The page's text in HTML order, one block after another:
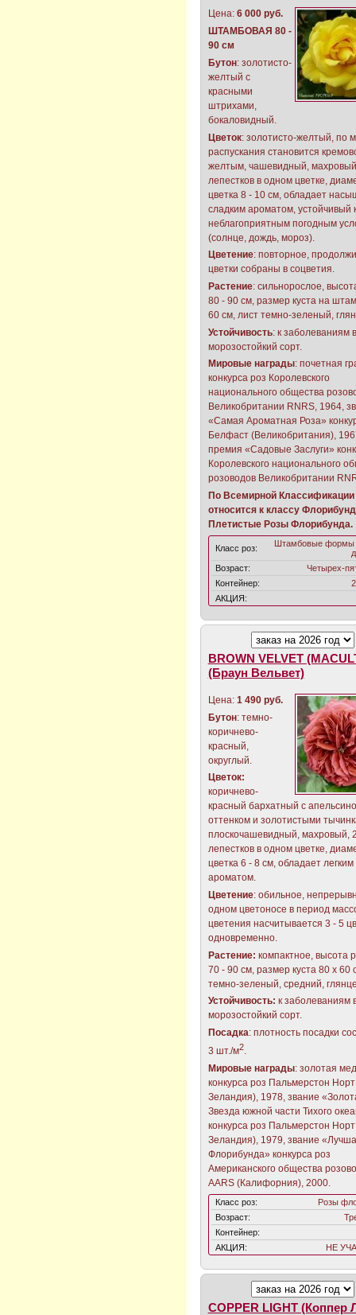
Цена: 6 000 руб.
ШТАМБОВАЯ 80 -
90 см
Бутон: золотисто-
желтый с
красными
штрихами,
бокаловидный.
Цветок: золотисто-желтый, по
распускания становится
желтым, чашевидный,
лепестков в одном цветке,
цветка 8 - 10 см, обладает
сладким ароматом, устойчивый
неблагоприятным погодным
(солнце, дождь, мороз).
Цветение: повторное,
цветки собраны в соцветия.
Растение: сильнорослое,
80 - 90 см, размер куста на
60 см, лист темно-зеленый,
Устойчивость: к заболеваниям
морозостойкий сорт.
Мировые награды: почетная
конкурса роз Королевского
национального общества
Великобритании RNRS, 1964,
«Самая Ароматная Роза»
Белфаст (Великобритания),
премия «Садовые Заслуги»
Королевского национального
розоводов Великобритании
По Всемирной Классификации
относится к классу
Плетистые Розы Флорибунда.
Класс роз:
Штамбовые формы
Возраст:
Четырех-
Контейнер:
АКЦИЯ:
BROWN VELVET
(Браун Вельвет)
Цена: 1 490 руб.
Бутон: темно-
коричнево-
красный,
округлый.
Цветок:
коричнево-
красный бархатный с
оттенком и золотистыми
плоскочашевидный, махровый,
лепестков в одном цветке,
цветка 6 - 8 см, обладает легким
ароматом.
Цветение: обильное,
одном цветоносе в период
цветения насчитывается 3 - 5
одновременно.
Растение: компактное, высота
70 - 90 см, размер куста 80 х 60
темно-зеленый, средний,
Устойчивость: к заболеваниям
морозостойкий сорт.
Посадка: плотность посадки
3 шт./м2.
Мировые награды: золотая
конкурса роз Пальмерстон
Зеландия), 1978, звание
Звезда южной части Тихого
конкурса роз Пальмерстон
Зеландия), 1979, звание
Флорибунда» конкурса роз
Американского общества
AARS (Калифорния), 2000.
Класс роз:
Розы
Возраст:
Контейнер:
АКЦИЯ:
НЕ
COPPER LIGHT (Коппер